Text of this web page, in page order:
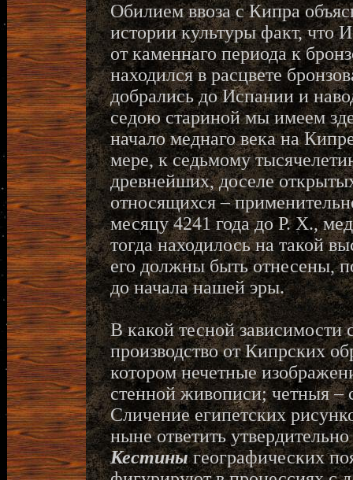
Обилием ввоза с Кипра
истории культуры факт, что
от каменнаго периода к
находился в расцвете
добрались до Испании и
седою стариной мы имеем
начало меднаго века на
мере, к седьмому
древнейших, доселе
относящихся –
месяцу 4241 года до Р. Х.,
тогда находилось на такой
его должны быть отнесены,
до начала нашей эры.
В какой тесной зависимости
производство от Кипрских
котором нечетные
стенной живописи; четныя –
Сличение египетских
ныне ответить
Кестиныгеографических